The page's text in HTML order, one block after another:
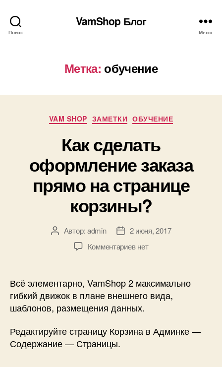
Поиск
VamShop Блог
Меню
Метка: обучение
Рубрики
VAM SHOP ЗАМЕТКИ ОБУЧЕНИЕ
Как сделать
оформление заказа
прямо на странице
корзины?
Автор
записи
Автор: admin
Дата2 июня, 2017
Комментариевк
оформление
заказа
прямо
странице
нет
Всё элементарно, VamShop 2 максимально
гибкий движок в плане внешнего вида,
шаблонов, размещения данных.
Редактируйте страницу Корзина в Админке —
Содержание — Страницы.